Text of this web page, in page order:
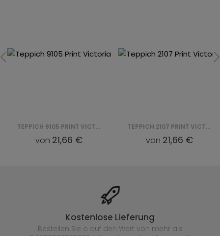
TEPPICH 9105 PRINT VICTORIA
von 21,66 €
TEPPICH 2107 PRINT VICTORIA
von 21,66 €
Kostenlose Lieferung
Bestellen Sie o auf den Wert von mehr als